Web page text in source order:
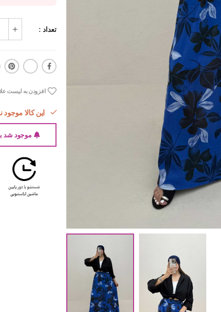
تعداد :
افزودن به لیست
این کالا
موجود شد